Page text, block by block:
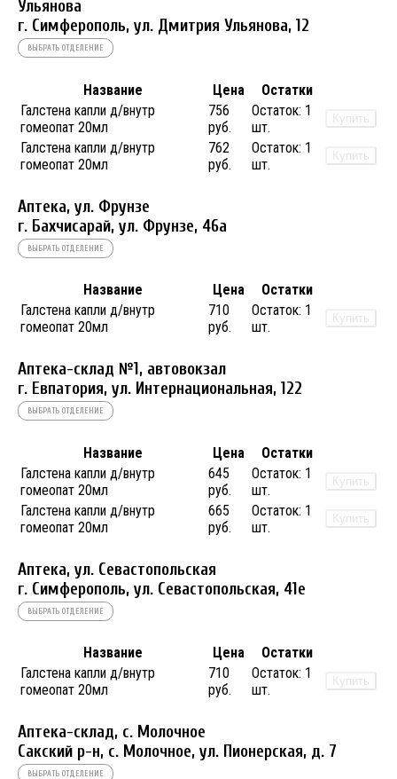
Ульянова
г. Симферополь, ул. Дмитрия Ульянова, 12
ВЫБРАТЬ ОТДЕЛЕНИЕ
Название Цена
Остатки
Галстена капли д/внутр
гомеопат 20мл
756
руб.
Остаток: 1
шт.
Купить
Галстена капли д/внутр
гомеопат 20мл
762
руб.
Остаток: 1
шт.
Купить
Аптека, ул. Фрунзе
г. Бахчисарай, ул. Фрунзе, 46а
ВЫБРАТЬ ОТДЕЛЕНИЕ
Название Цена
Остатки
Галстена капли д/внутр
гомеопат 20мл
710
руб.
Остаток: 1
шт.
Купить
Аптека-склад №1, автовокзал
г. Евпатория, ул. Интернациональная, 122
ВЫБРАТЬ ОТДЕЛЕНИЕ
Название Цена
Остатки
Галстена капли д/внутр
гомеопат 20мл
645
руб.
Остаток: 1
шт.
Купить
Галстена капли д/внутр
гомеопат 20мл
665
руб.
Остаток: 1
шт.
Купить
Аптека, ул. Севастопольская
г. Симферополь, ул. Севастопольская, 41е
ВЫБРАТЬ ОТДЕЛЕНИЕ
Название Цена
Остатки
Галстена капли д/внутр
гомеопат 20мл
710
руб.
Остаток: 1
шт.
Купить
Аптека-склад, с. Молочное
Сакский р-н, с. Молочное, ул. Пионерская, д. 7
ВЫБРАТЬ ОТДЕЛЕНИЕ